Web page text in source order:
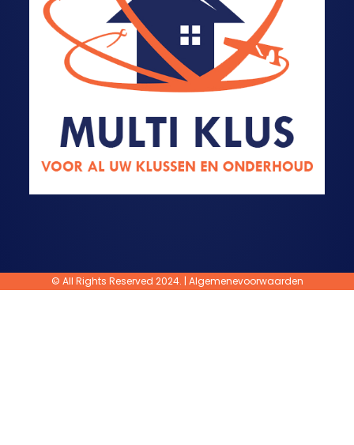
© All Rights Reserved 2024. | Algemenevoorwaarden